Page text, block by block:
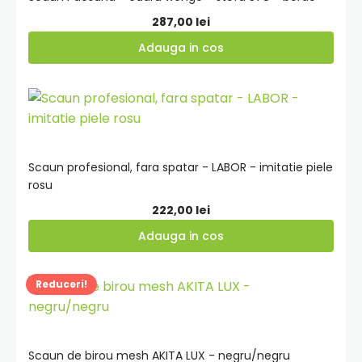
287,00 lei
Adauga in cos
Scaun profesional, fara spatar - LABOR - imitatie piele
rosu
222,00 lei
Adauga in cos
Adauga
Reduceri!
Scaun de birou mesh AKITA LUX - negru/negru
Adauga